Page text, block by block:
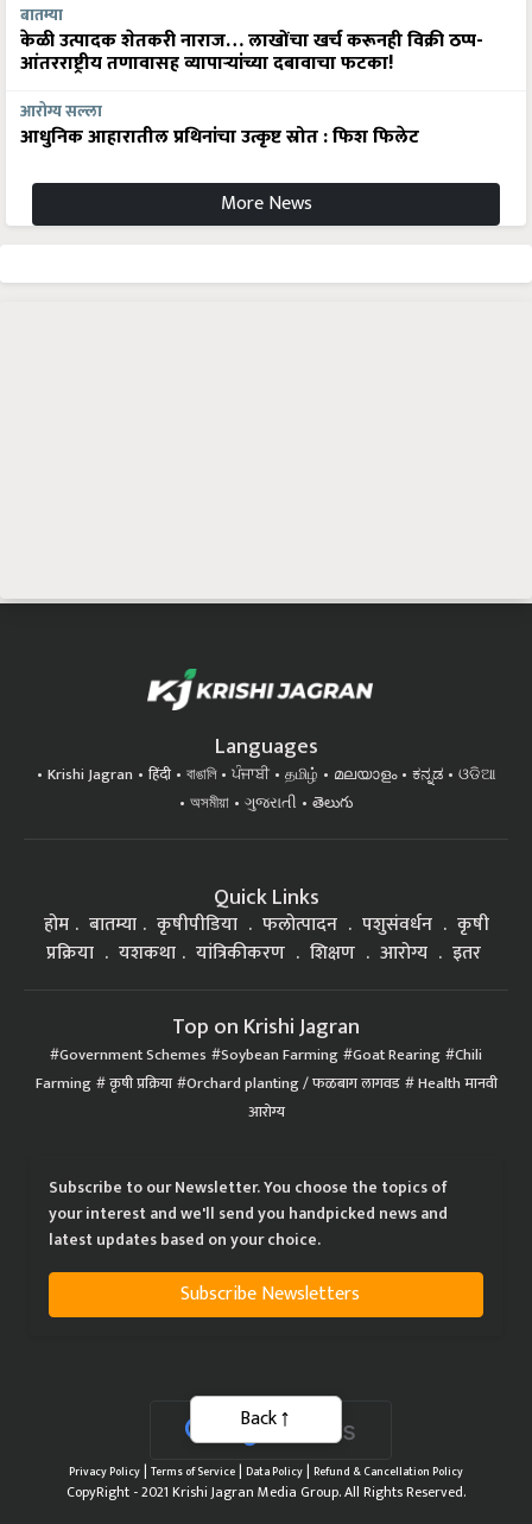
बातम्या
केळी उत्पादक शेतकरी नाराज… लाखोंचा खर्च करूनही विक्री ठप्प-
आंतरराष्ट्रीय तणावासह व्यापाऱ्यांच्या दबावाचा फटका!
आरोग्य सल्ला
आधुनिक आहारातील प्रथिनांचा उत्कृष्ट स्रोत : फिश फिलेट
More News
Languages
Krishi Jagran हिंदी বাঙালি ਪੰਜਾਬੀ தமிழ் മലയാളം ಕನ್ನಡ
ଓଡିଆ
অসমীয়া
ગુજરાતી తెలుగు
Quick Links
होम बातम्या कृषीपीडिया फलोत्पादन पशुसंवर्धन
कृषी
प्रक्रिया
यशकथा यांत्रिकीकरण शिक्षण आरोग्य इतर
Top on Krishi Jagran
Government Schemes Soybean Farming Goat Rearing Chili
Farming कृषी प्रक्रिया Orchard planting / फळबाग लागवड Health मानवी
आरोग्य
Subscribe to our Newsletter. You choose the topics of
your interest and we'll send you handpicked news and
latest updates based on your choice.
Subscribe Newsletters
Privacy Policy| Terms of Service| Data Policy| Refund & Cancellation Policy
CopyRight - 2021 Krishi Jagran Media Group. All Rights Reserved.
Back